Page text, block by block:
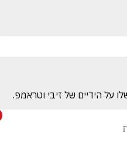
על הידיים של זיבי וטראמפ.